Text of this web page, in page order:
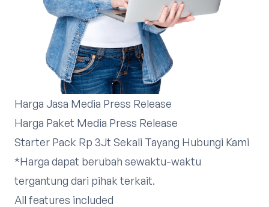
Harga Jasa Media Press Release
Harga Paket Media Press Release
Starter Pack Rp 3Jt Sekali Tayang Hubungi Kami
*Harga dapat berubah sewaktu-waktu
tergantung dari pihak terkait.
All features included